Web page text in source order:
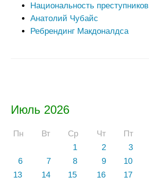
Июль 2026
Пн Вт Ср Чт Пт
1
2 3
6
7 8 9 10
13
14 15 16 17
Национальность преступников
Анатолий Чубайс
Ребрендинг Макдоналдса